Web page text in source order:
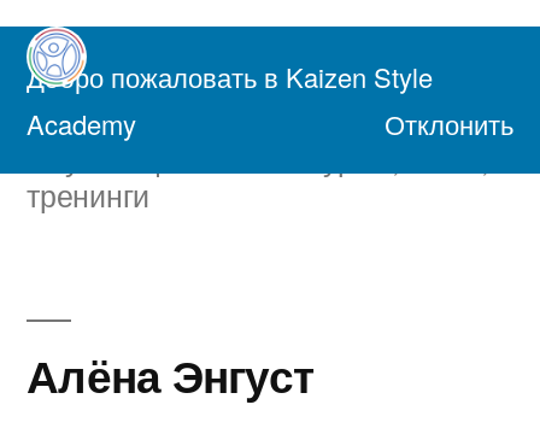
Добро пожаловать в Kaizen Style
Academy
Отклонить
Перейти
содержимому
Академия Осознанной Жизни
тренинги
Алёна Энгуст